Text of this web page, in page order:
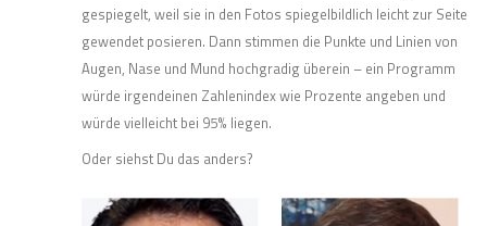
gespiegelt, weil sie in den Fotos spiegelbildlich leicht zur Seite
gewendet posieren. Dann stimmen die Punkte und Linien von
Augen, Nase und Mund hochgradig überein – ein Programm
würde irgendeinen Zahlenindex wie Prozente angeben und
würde vielleicht bei 95% liegen.
Oder siehst Du das anders?